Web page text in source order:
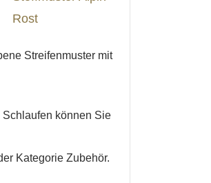
Streifenmuster mit
Schlaufen können Sie
Kategorie Zubehör.